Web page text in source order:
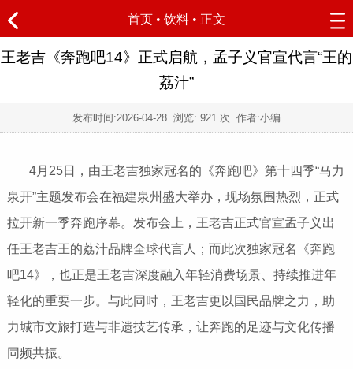
首页 • 饮料 • 正文
王老吉《奔跑吧14》正式启航，孟子义官宣代言“王的
荔汁”
发布时间:2026-04-28 浏览: 921 次 作者:小编
4月25日，由王老吉独家冠名的《奔跑吧》第十四季“马力
泉开”主题发布会在福建泉州盛大举办，现场氛围热烈，正式
拉开新一季奔跑序幕。发布会上，王老吉正式官宣孟子义出
任王老吉王的荔汁品牌全球代言人；而此次独家冠名《奔跑
吧14》，也正是王老吉深度融入年轻消费场景、持续推进年
轻化的重要一步。与此同时，王老吉更以国民品牌之力，助
力城市文旅打造与非遗技艺传承，让奔跑的足迹与文化传播
同频共振。